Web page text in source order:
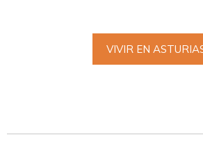
VIVIR EN